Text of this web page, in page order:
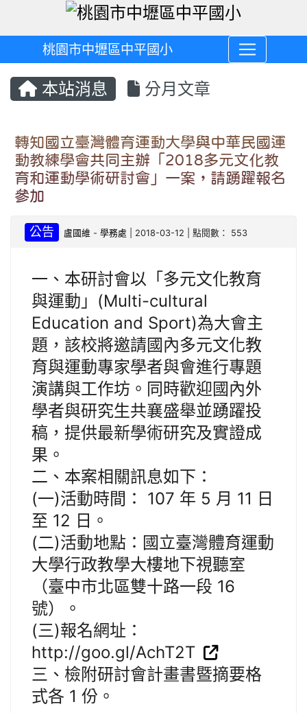
桃園市中壢區中平國小
本站消息 分月文章
轉知國立臺灣體育運動大學與中華民國運
動教練學會共同主辦「2018多元文化教
育和運動學術研討會」一案，請踴躍報名
參加
公告 盧國維 -學務處 | 2018-03-12 | 點閱數： 553
一、本研討會以「多元文化教育
與運動」(Multi-cultural
Education and Sport)為大會主
題，該校將邀請國內多元文化教
育與運動專家學者與會進行專題
演講與工作坊。同時歡迎國內外
學者與研究生共襄盛舉並踴躍投
稿，提供最新學術研究及實證成
果。
二、本案相關訊息如下：
(一)活動時間： 107 年 5 月 11 日
至 12 日。
(二)活動地點：國立臺灣體育運動
大學行政教學大樓地下視聽室
（臺中市北區雙十路一段 16
號）。
(三)報名網址：
http://goo.gl/AchT2T
三、檢附研討會計畫書暨摘要格
式各 1 份。